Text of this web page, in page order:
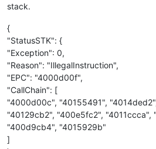
stack.
{
"StatusSTK": {
"Exception": 0,
"Reason": "IllegalInstruction",
"EPC": "4000d00f",
"CallChain": [
"4000d00c", "40155491",
"40129cb2", "400e5fc2", "4011ccca",
"400d9cb4", "4015929b"
]